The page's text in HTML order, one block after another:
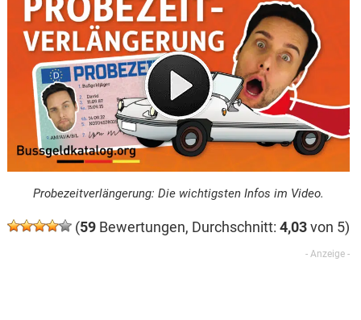
Probezeitverlängerung: Die wichtigsten Infos im Video.
(59Bewertungen, Durchschnitt: 4,03von 5)